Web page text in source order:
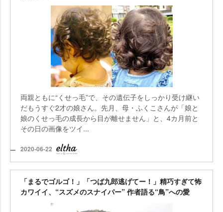
両親ともに“くせっ毛”で、その遺伝子をしっかり受け継い
だもうすぐ2才の娘さん。先月、母・ふくこさんが「娘と
娘のくせっ毛の成長から目が離せません」と、4カ月前と
その日の画像をツイ...
2020-06-22
「まるでゴルゴ！」「つば九郎逃げてー！」精巧すぎて怖
カワイイ、“スズメのスナイパー” 作者語る“鳥”への愛